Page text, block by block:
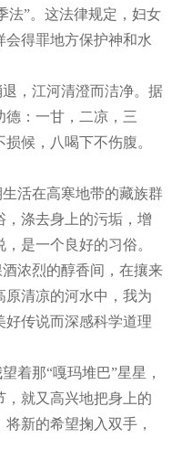
法”。这法律规定，妇女
得罪地方保护神和水
，江河清澄而洁净。据
德：一甘，二凉，三
候，八喝下不伤腹。
活在高寒地带的藏族群
涤去身上的污垢，增
是一个良好的习俗。
浓烈的醇香间，在攘来
原清凉的河水中，我为
传说而深感科学道理
着那“嘎玛堆巴”星星，
就又高兴地把身上的
新的希望掬入双手，